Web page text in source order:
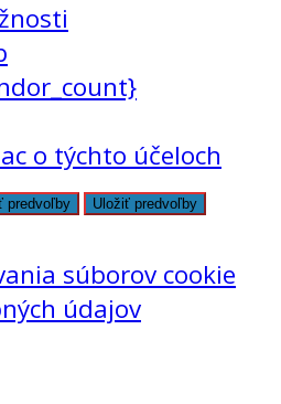
o týchto účeloch
predvoľby Uložiť predvoľby
súborov cookie
údajov